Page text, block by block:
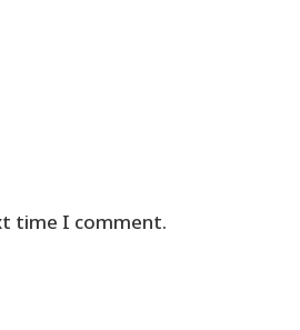
time I comment.